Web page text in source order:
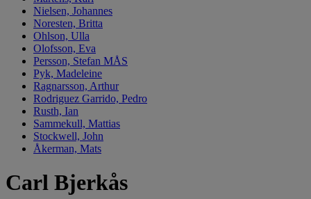
Nielsen, Johannes
Noresten, Britta
Ohlson, Ulla
Olofsson, Eva
Persson, Stefan MÅS
Pyk, Madeleine
Ragnarsson, Arthur
Rodriguez Garrido, Pedro
Rusth, Ian
Sammekull, Mattias
Stockwell, John
Åkerman, Mats
Carl Bjerkås